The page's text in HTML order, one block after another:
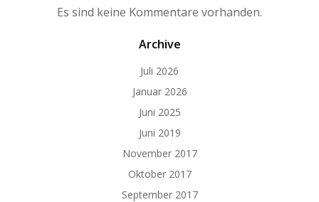
Es sind keine Kommentare vorhanden.
Archive
Juli 2026
Januar 2026
Juni 2025
Juni 2019
November 2017
Oktober 2017
September 2017